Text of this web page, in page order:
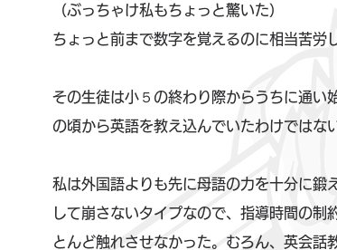
（ぶっちゃけ私もちょっと驚いた）
ちょっと前まで数字を覚えるのに相当苦労
その生徒は小５の終わり際からうちに通い
の頃から英語を教え込んでいたわけではな
私は外国語よりも先に母語の力を十分に鍛
して崩さないタイプなので、指導時間の制
とんど触れさせなかった。むろん、英会話